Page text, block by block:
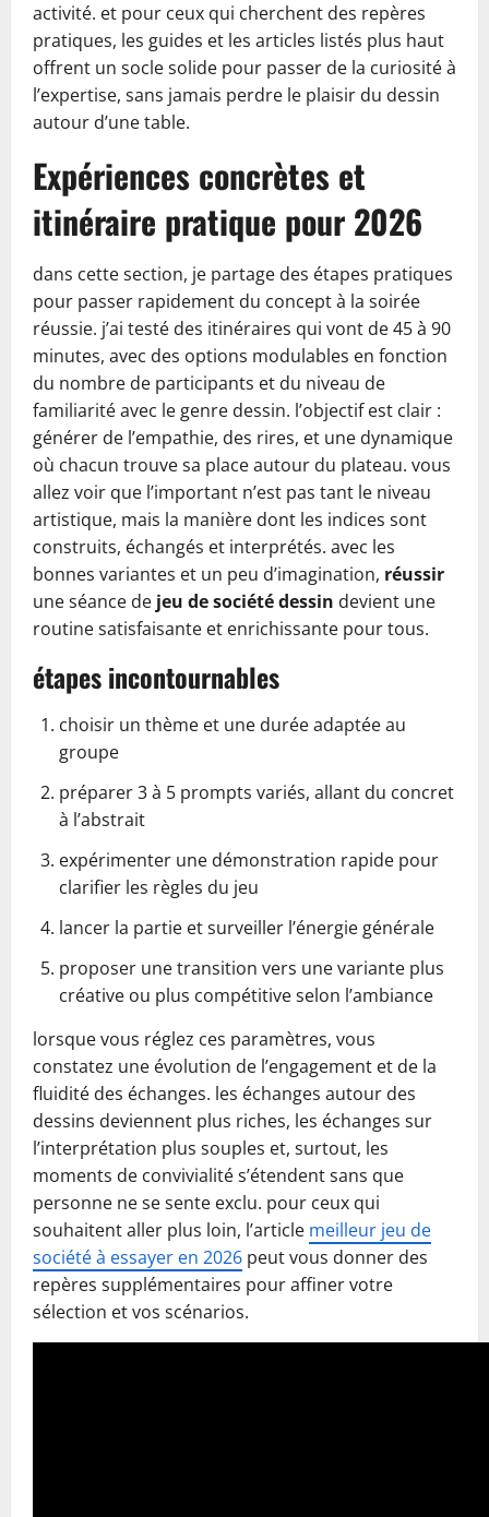
activité. et pour ceux qui cherchent des repères
pratiques, les guides et les articles listés plus haut
offrent un socle solide pour passer de la curiosité à
l’expertise, sans jamais perdre le plaisir du dessin
autour d’une table.
Expériences concrètes et
itinéraire pratique pour 2026
dans cette section, je partage des étapes pratiques
pour passer rapidement du concept à la soirée
réussie. j’ai testé des itinéraires qui vont de 45 à 90
minutes, avec des options modulables en fonction
du nombre de participants et du niveau de
familiarité avec le genre dessin. l’objectif est clair :
générer de l’empathie, des rires, et une dynamique
où chacun trouve sa place autour du plateau. vous
allez voir que l’important n’est pas tant le niveau
artistique, mais la manière dont les indices sont
construits, échangés et interprétés. avec les
bonnes variantes et un peu d’imagination, réussir
une séance de jeu de société dessin devient une
routine satisfaisante et enrichissante pour tous.
étapes incontournables
choisir un thème et une durée adaptée au
groupe
préparer 3 à 5 prompts variés, allant du concret
à l’abstrait
expérimenter une démonstration rapide pour
clarifier les règles du jeu
lancer la partie et surveiller l’énergie générale
proposer une transition vers une variante plus
créative ou plus compétitive selon l’ambiance
lorsque vous réglez ces paramètres, vous
constatez une évolution de l’engagement et de la
fluidité des échanges. les échanges autour des
dessins deviennent plus riches, les échanges sur
l’interprétation plus souples et, surtout, les
moments de convivialité s’étendent sans que
personne ne se sente exclu. pour ceux qui
souhaitent aller plus loin, l’article meilleur jeu de
société à essayer en 2026 peut vous donner des
repères supplémentaires pour affiner votre
sélection et vos scénarios.